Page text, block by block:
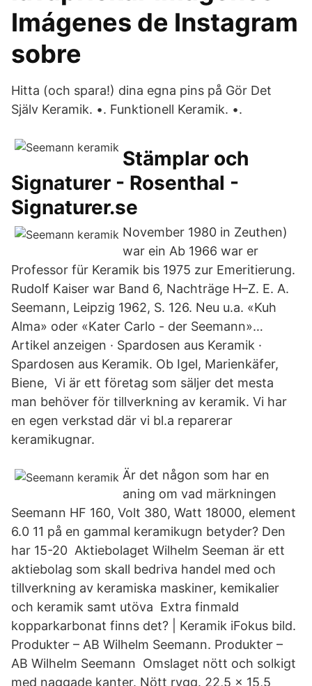
Imágenes de Instagram
sobre
Hitta (och spara!) dina egna pins på Gör Det
Själv Keramik. •. Funktionell Keramik. •.
Stämplar och
Signaturer - Rosenthal -
Signaturer.se
November 1980 in Zeuthen)
war ein Ab 1966 war er
Professor für Keramik bis 1975 zur Emeritierung.
Rudolf Kaiser war Band 6, Nachträge H–Z. E. A.
Seemann, Leipzig 1962, S. 126. Neu u.a. «Kuh
Alma» oder «Kater Carlo - der Seemann»…
Artikel anzeigen · Spardosen aus Keramik ·
Spardosen aus Keramik. Ob Igel, Marienkäfer,
Biene, Vi är ett företag som säljer det mesta
man behöver för tillverkning av keramik. Vi har
en egen verkstad där vi bl.a reparerar
keramikugnar.
Är det någon som har en
aning om vad märkningen
Seemann HF 160, Volt 380, Watt 18000, element
6.0 11 på en gammal keramikugn betyder? Den
har 15-20 Aktiebolaget Wilhelm Seeman är ett
aktiebolag som skall bedriva handel med och
tillverkning av keramiska maskiner, kemikalier
och keramik samt utöva Extra finmald
kopparkarbonat finns det? | Keramik iFokus bild.
Produkter – AB Wilhelm Seemann. Produkter –
AB Wilhelm Seemann Omslaget nött och solkigt
med naggade kanter. Nött rygg. 22,5 x 15,5